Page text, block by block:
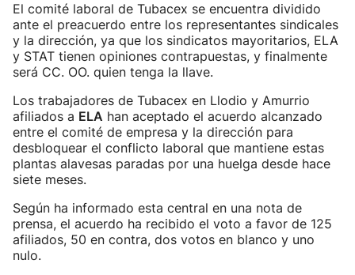
El comité laboral de Tubacex se encuentra dividido
ante el preacuerdo entre los representantes sindicales
y la dirección, ya que los sindicatos mayoritarios, ELA
y STAT tienen opiniones contrapuestas, y finalmente
será CC. OO. quien tenga la llave.
Los trabajadores de Tubacex en Llodio y Amurrio
afiliados a ELA han aceptado el acuerdo alcanzado
entre el comité de empresa y la dirección para
desbloquear el conflicto laboral que mantiene estas
plantas alavesas paradas por una huelga desde hace
siete meses.
Según ha informado esta central en una nota de
prensa, el acuerdo ha recibido el voto a favor de 125
afiliados, 50 en contra, dos votos en blanco y uno
nulo.